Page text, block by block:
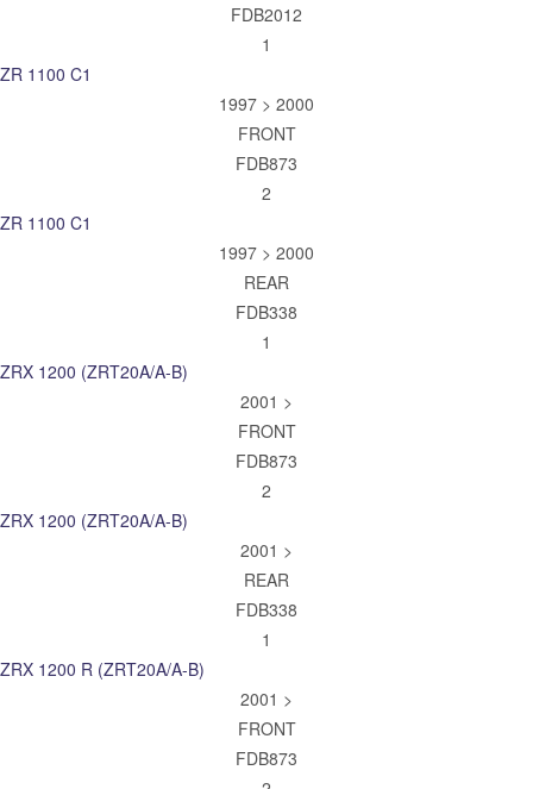
FDB2012
1
ZR 1100 C1
1997 > 2000
FRONT
FDB873
2
ZR 1100 C1
1997 > 2000
REAR
FDB338
1
ZRX 1200 (ZRT20A/A-B)
2001 >
FRONT
FDB873
2
ZRX 1200 (ZRT20A/A-B)
2001 >
REAR
FDB338
1
ZRX 1200 R (ZRT20A/A-B)
2001 >
FRONT
FDB873